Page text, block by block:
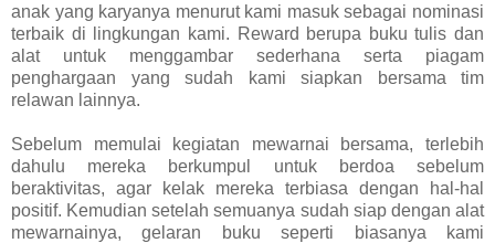
anak yang karyanya menurut kami masuk sebagai nominasi
terbaik di lingkungan kami. Reward berupa buku tulis dan
alat untuk menggambar sederhana serta piagam
penghargaan yang sudah kami siapkan bersama tim
relawan lainnya.
Sebelum memulai kegiatan mewarnai bersama, terlebih
dahulu mereka berkumpul untuk berdoa sebelum
beraktivitas, agar kelak mereka terbiasa dengan hal-hal
positif. Kemudian setelah semuanya sudah siap dengan alat
mewarnainya, gelaran buku seperti biasanya kami